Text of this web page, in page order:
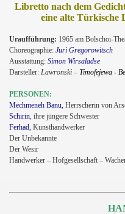
Libretto nach dem
eine alte Türkische
Uraufführung: 1965 am Bolschoi-
Choreographie: Juri Gregorowitsch
Ausstattung: Simon Wirsaladse
Darsteller: Lawronski – Timofejewa -
PERSONEN:
Mechmeneh Banu, Herrscherin von
Schirin , ihre jüngere Schwester
Ferhad, Kunsthandwerker
Der Unbekannte
Der Wesir
Handwerker – Hofgesellschaft –